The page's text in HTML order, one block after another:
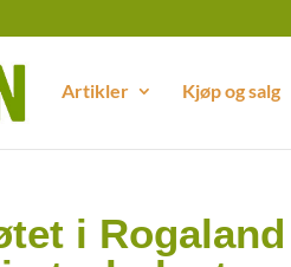
Artikler Kjøp og salg
i